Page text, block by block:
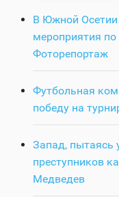
В Южной
мероприятия
Фоторепортаж
Футбольная
победу на
Запад, пытаясь
преступников
Медведев